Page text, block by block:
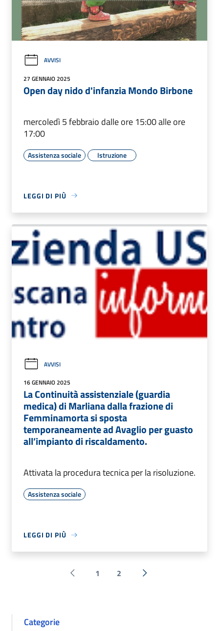
AVVISI
27 GENNAIO 2025
Open day nido d'infanzia Mondo Birbone
mercoledì 5 febbraio dalle ore 15:00 alle ore
17:00
Assistenza sociale Istruzione
LEGGI DI PIÙ
AVVISI
16 GENNAIO 2025
La Continuità assistenziale (guardia
medica) di Marliana dalla frazione di
Femminamorta si sposta
temporaneamente ad Avaglio per guasto
all’impianto di riscaldamento.
Attivata la procedura tecnica per la risoluzione.
Assistenza sociale
LEGGI DI PIÙ
Pagina precedente
1 2 Successiva »
Categorie